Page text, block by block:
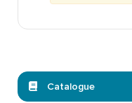
Catalogue